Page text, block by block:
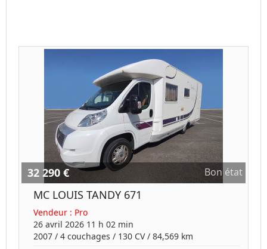
32 290 € Bon état
MC LOUIS TANDY 671
Vendeur : Pro
26 avril 2026 11 h 02 min
2007 / 4 couchages / 130 CV / 84,569 km